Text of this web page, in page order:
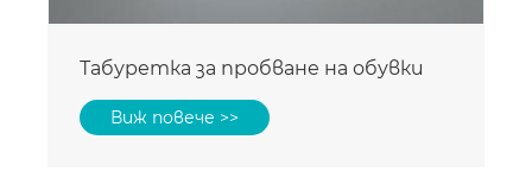
Табуретка за пробване на обувки
Виж повече >>